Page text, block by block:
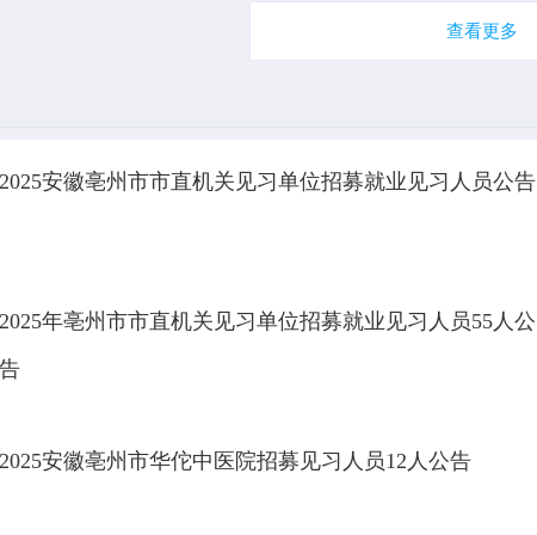
查看更多
2025安徽亳州市市直机关见习单位招募就业见习人员公告
2025年亳州市市直机关见习单位招募就业见习人员55人公
告
2025安徽亳州市华佗中医院招募见习人员12人公告